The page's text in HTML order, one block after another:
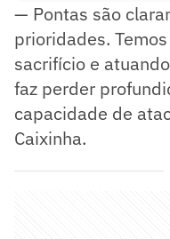
— Pontas são
prioridades.
sacrifício e
faz perder
capacidade de
Caixinha.